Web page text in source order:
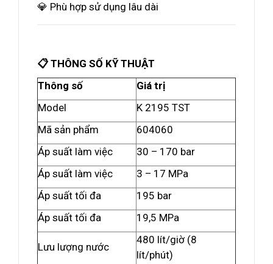
💎 Phù hợp sử dụng lâu dài
📋 THÔNG SỐ KỸ THUẬT
Thông số
Giá trị
Model
K 2195 TST
Mã sản phẩm
604060
Áp suất làm việc
30 – 170 bar
Áp suất làm việc
3 – 17 MPa
Áp suất tối đa
195 bar
Áp suất tối đa
19,5 MPa
Lưu lượng nước
480 lít/giờ (8
lít/phút)